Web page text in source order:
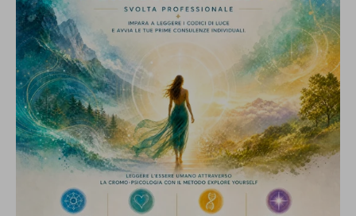
Svolta
professionale